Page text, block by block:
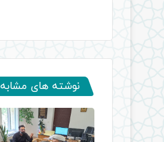
نوشته های مشابه